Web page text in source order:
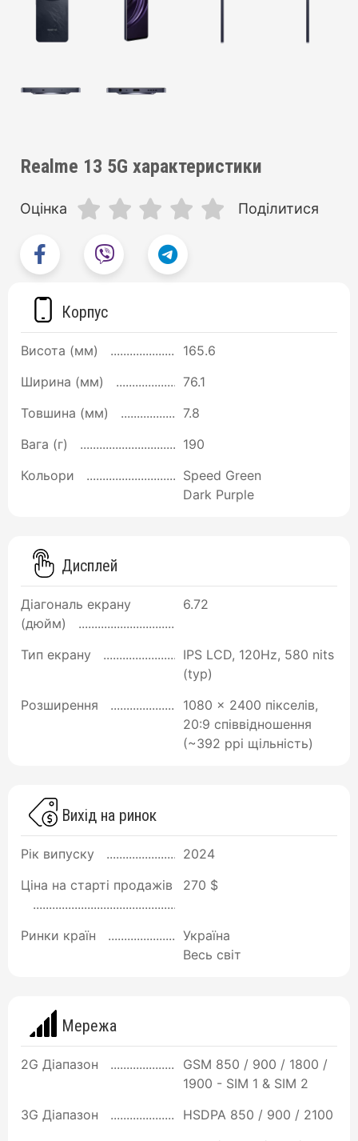
Realme 13 5G характеристики
Оцінка Поділитися
Корпус
Висота (мм)
165.6
Ширина (мм)
76.1
Товшина (мм)
7.8
Вага (г)
190
Кольори
Speed Green
Dark Purple
Дисплей
Діагональ екрану
(дюйм)
6.72
Тип екрану
IPS LCD, 120Hz, 580 nits
(typ)
Розширення
1080 x 2400 пікселів,
20:9 співвідношення
(~392 ppi щільність)
Вихід на ринок
Рік випуску
2024
Ціна на старті продажів
270 $
Ринки країн
Україна
Весь світ
Мережа
2G Діапазон
GSM 850 / 900 / 1800 /
1900 - SIM 1 & SIM 2
3G Діапазон
HSDPA 850 / 900 / 2100